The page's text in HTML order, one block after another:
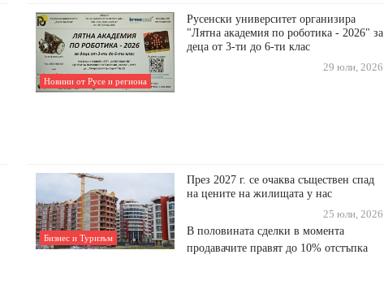
Новини от Русе и региона
Русенски университет организира
"Лятна академия по роботика - 2026" за
деца от 3-ти до 6-ти клас
29 юли, 2026
Бизнес и Туризъм
През 2027 г. се очаква съществен спад
на цените на жилищата у нас
25 юли, 2026
В половината сделки в момента
продавачите правят до 10% отстъпка